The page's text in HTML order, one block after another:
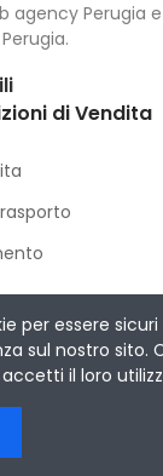
agency Perugia
di Vendita
Reserved.
per essere
sul nostro sito.
il loro